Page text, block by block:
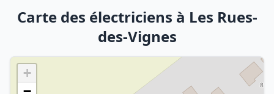
Carte des électriciens à Les Rues-
des-Vignes
+